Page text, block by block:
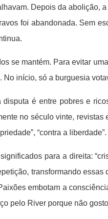
Depois da abolição,
foi abandonada. Sem
se mantém. Para evitar
No início, só a burguesia
disputa é entre pobres e
no século vinte,
“contra a
para a direita:
transformando
embotam a
pelo River porque não